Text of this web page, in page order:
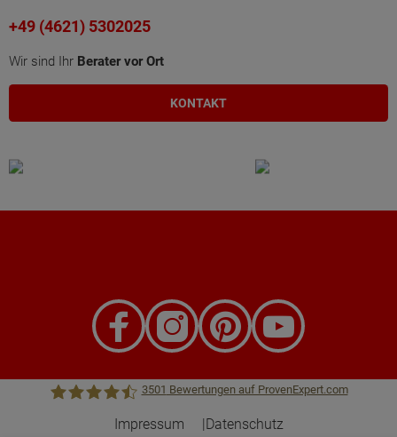
+49 (4621) 5302025
Wir sind Ihr Berater vor Ort
KONTAKT
3501 Bewertungen auf ProvenExpert.com
Impressum Datenschutz